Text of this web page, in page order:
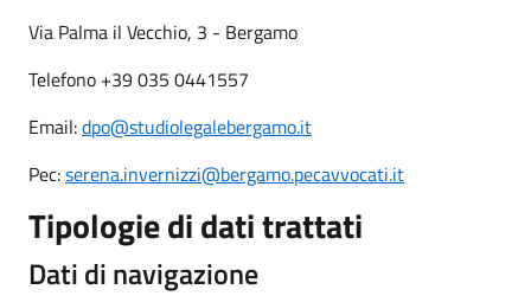
Via Palma il Vecchio, 3 - Bergamo
Telefono +39 035 0441557
Email:dpo@studiolegalebergamo.it
Pec:serena.invernizzi@bergamo.pecavvocati.it
Tipologie di dati trattati
Dati di navigazione